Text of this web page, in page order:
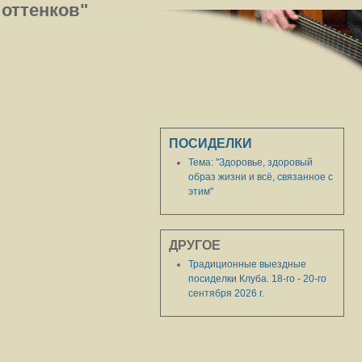
ПОСИДЕЛКИ
Тема: "Здоровье, здоровый
образ жизни и всё, связанное с
этим"
ДРУГОЕ
Традиционные выездные
посиделки Клуба. 18-го - 20-го
сентября 2026 г.